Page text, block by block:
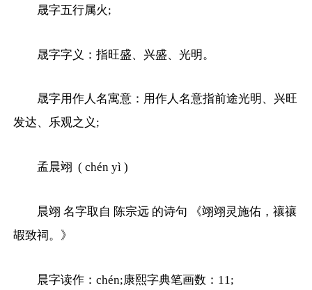
晟字五行属火;
晟字字义：指旺盛、兴盛、光明。
晟字用作人名寓意：用作人名意指前途光明、兴旺
发达、乐观之义;
孟晨翊 ( chén yì )
晨翊 名字取自 陈宗远 的诗句 《翊翊灵施佑，禳禳
嘏致祠。》
晨字读作：chén;康熙字典笔画数：11;